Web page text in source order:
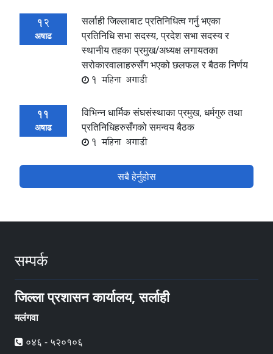
12
अषाढ
सर्लाही जिल्लाबाट प्रतिनिधित्व गर्नु भएका
प्रतिनिधि सभा सदस्य, प्रदेश सभा सदस्य र
स्थानीय तहका प्रमुख/अध्यक्ष लगायतका
सरोकारवालाहरुसँग भएको छलफल र बैठक निर्णय
1 महिना अगाडी
11
अषाढ
विभिन्न धार्मिक संघसंस्थाका प्रमुख, धर्मगुरु तथा
प्रतिनिधिहरुसँगको समन्वय बैठक
1 महिना अगाडी
सबै हेर्नुहोस
सम्पर्क
जिल्ला प्रशासन कार्यालय, सर्लाही
मलंगवा
०४६ - ५२०१०६